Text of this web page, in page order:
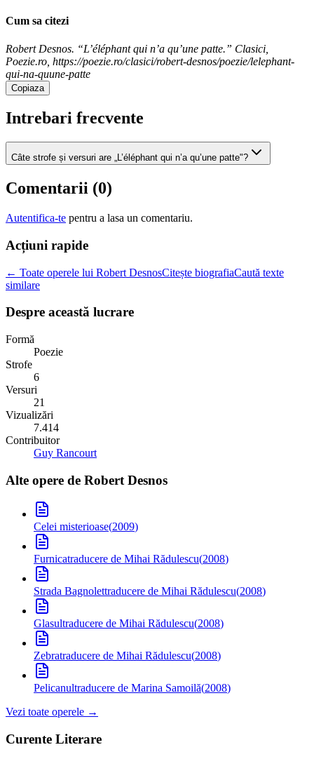
Cum sa citezi
Robert Desnos. “L’éléphant qui n’a qu’une patte.” Clasici,
Poezie.ro, https://poezie.ro/clasici/robert-desnos/poezie/lelephant-
qui-na-quune-patte
Copiaza
Intrebari frecvente
Câte strofe și versuri are „L’éléphant qui n’a qu’une patte"?
Comentarii (0)
Autentifica-te pentru a lasa un comentariu.
Acțiuni rapide
← Toate operele lui Robert DesnosCitește biografiaCaută texte
similare
Despre această lucrare
Formă
Poezie
Strofe
6
Versuri
21
Vizualizări
7.414
Contribuitor
Guy Rancourt
Alte opere de Robert Desnos
Celei misterioase(2009)
Furnicatraducere de Mihai Rădulescu(2008)
Strada Bagnolettraducere de Mihai Rădulescu(2008)
Glasultraducere de Mihai Rădulescu(2008)
Zebratraducere de Mihai Rădulescu(2008)
Pelicanultraducere de Marina Samoilă(2008)
Vezi toate operele →
Curente Literare